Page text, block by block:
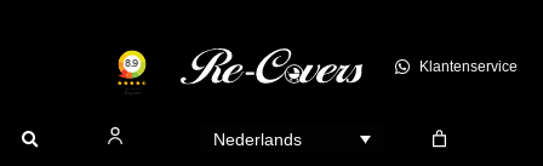
Klantenservice
Nederlands